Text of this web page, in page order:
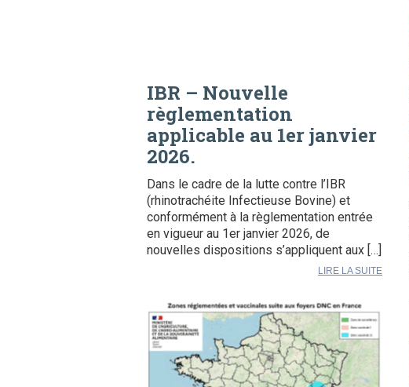
IBR – Nouvelle
règlementation
applicable au 1er janvier
2026.
Dans le cadre de la lutte contre l’IBR
(rhinotrachéite Infectieuse Bovine) et
conformément à la règlementation entrée
en vigueur au 1er janvier 2026, de
nouvelles dispositions s’appliquent aux […]
LIRE LA SUITE